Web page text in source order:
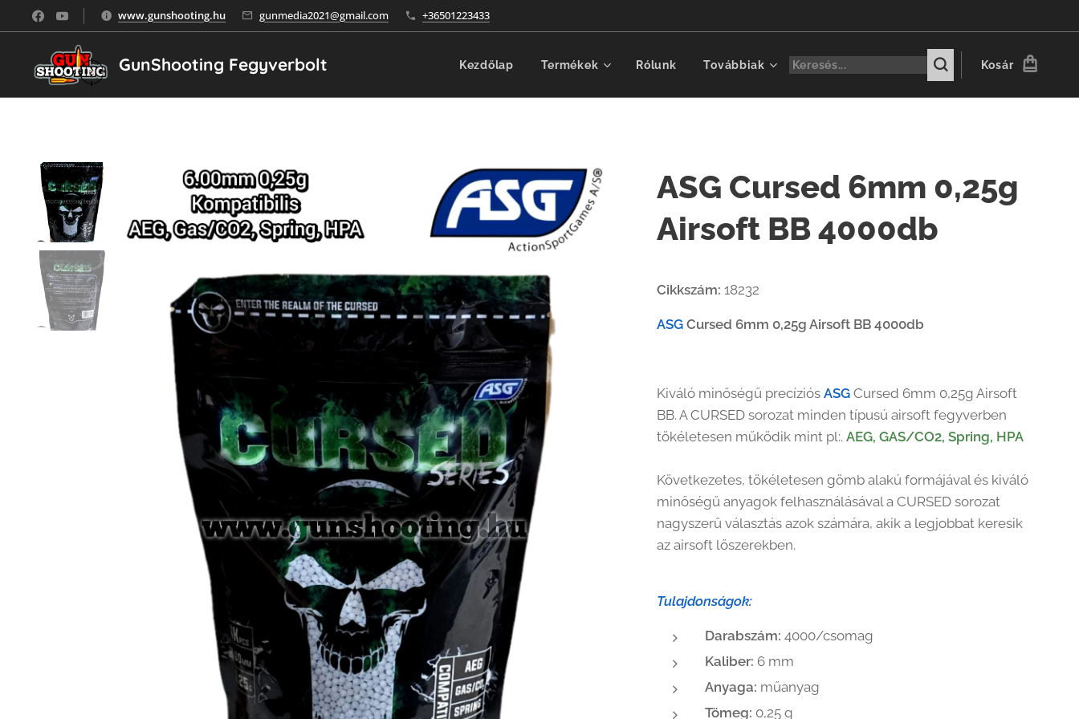
www.gunshooting.hu gunmedia2021@gmail.com +36501223433
GunShooting Fegyverbolt Kezdőlap Termékek Rólunk Továbbiak Kosár
ASG Cursed 6mm 0,25g
Airsoft BB 4000db
Cikkszám: 18232
ASG Cursed 6mm 0,25g Airsoft BB 4000db
Kiváló minőségű precíziósASG Cursed 6mm 0,25g Airsoft
BB. A CURSED sorozat minden típusú airsoft fegyverben
tökéletesen működik mint pl:.AEG, GAS/CO2, Spring, HPA
Következetes, tökéletesen gömb alakú formájával és kiváló
minőségű anyagok felhasználásával a CURSED sorozat
nagyszerű választás azok számára, akik a legjobbat keresik
az airsoft lőszerekben.
Tulajdonságok:
Darabszám: 4000/csomag
Kaliber: 6 mm
Anyaga: műanyag
Tömeg: 0,25 g